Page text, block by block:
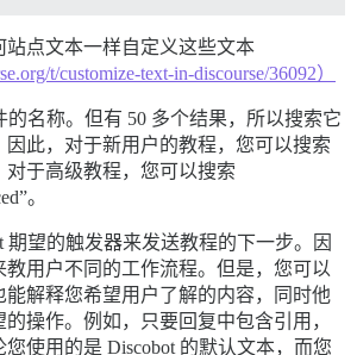
站点文本一样自定义这些文本
t/customize-text-in-discourse/36092）
的名称。但有 50 多个结果，所以搜索它
因此，对于新用户的教程，您可以搜索
对于高级教程，您可以搜索
。
期望的触发器来发送教程的下一步。因
教用户不同的工作流程。但是，您可以
能解释您希望用户了解的内容，同时他
操作。例如，只要回复中包含引用，
使用的是 Discobot 的默认文本，而您